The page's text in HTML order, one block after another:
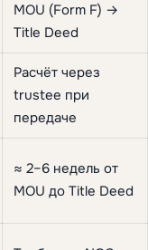
MOU (Form F) →
Title Deed
Расчёт через
trustee при
передаче
≈ 2–6 недель от
MOU до Title Deed